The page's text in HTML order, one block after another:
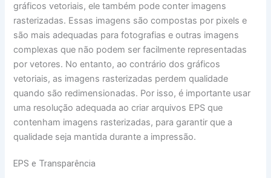
gráficos vetoriais, ele também pode conter imagens
rasterizadas. Essas imagens são compostas por pixels e
são mais adequadas para fotografias e outras imagens
complexas que não podem ser facilmente representadas
por vetores. No entanto, ao contrário dos gráficos
vetoriais, as imagens rasterizadas perdem qualidade
quando são redimensionadas. Por isso, é importante usar
uma resolução adequada ao criar arquivos EPS que
contenham imagens rasterizadas, para garantir que a
qualidade seja mantida durante a impressão.
EPS e Transparência